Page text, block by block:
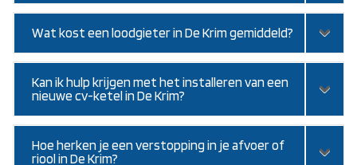
Wat kost een loodgieter in De Krim gemiddeld?
Kan ik hulp krijgen met het installeren van een
nieuwe cv-ketel in De Krim?
Hoe herken je een verstopping in je afvoer of
riool in De Krim?